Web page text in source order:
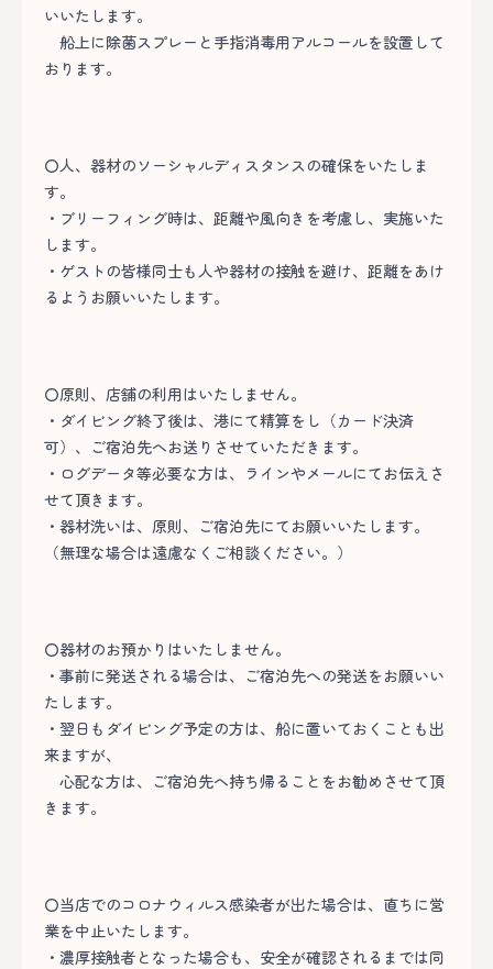
いいたします。
船上に除菌スプレーと手指消毒用アルコールを設置して
おります。
〇人、器材のソーシャルディスタンスの確保をいたしま
す。
・ブリーフィング時は、距離や風向きを考慮し、実施いた
します。
・ゲストの皆様同士も人や器材の接触を避け、距離をあけ
るようお願いいたします。
〇原則、店舗の利用はいたしません。
・ダイビング終了後は、港にて精算をし（カード決済
可）、ご宿泊先へお送りさせていただきます。
・ログデータ等必要な方は、ラインやメールにてお伝えさ
せて頂きます。
・器材洗いは、原則、ご宿泊先にてお願いいたします。
（無理な場合は遠慮なくご相談ください。）
〇器材のお預かりはいたしません。
・事前に発送される場合は、ご宿泊先への発送をお願いい
たします。
・翌日もダイビング予定の方は、船に置いておくことも出
来ますが、
心配な方は、ご宿泊先へ持ち帰ることをお勧めさせて頂
きます。
〇当店でのコロナウィルス感染者が出た場合は、直ちに営
業を中止いたします。
・濃厚接触者となった場合も、安全が確認されるまでは同